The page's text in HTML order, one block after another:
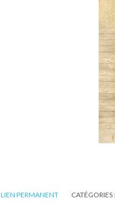
LIEN PERMANENT CATÉGORIES :